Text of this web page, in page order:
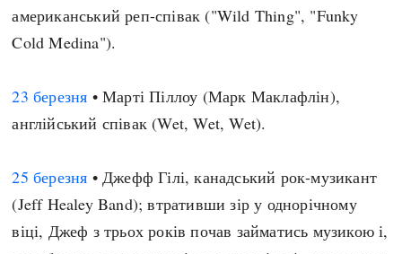
американський реп-співак ("Wild Thing", "Funky
Cold Medina").
23 березня • Марті Піллоу (Марк Маклафлін),
англійський співак (Wet, Wet, Wet).
25 березня • Джефф Гілі, канадський рок-музикант
(Jeff Healey Band); втративши зір у однорічному
віці, Джеф з трьох років почав займатись музикою і,